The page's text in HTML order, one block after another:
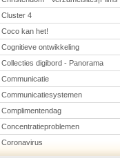
Cluster 4
Coco kan het!
Cognitieve ontwikkeling
Collecties digibord - Panorama
Communicatie
Communicatiesystemen
Complimentendag
Concentratieproblemen
Coronavirus